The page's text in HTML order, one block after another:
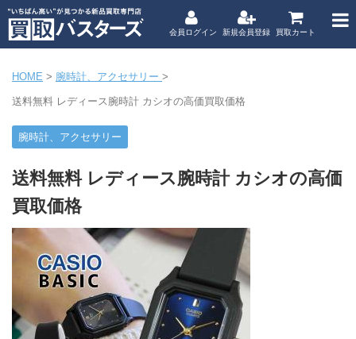
会員ログイン 新規会員登録 買取カート
HOME > 腕時計、アクセサリー >
送料無料 レディース腕時計 カシオの高価買取価格
腕時計、アクセサリー
送料無料 レディース腕時計 カシオの高価
買取価格